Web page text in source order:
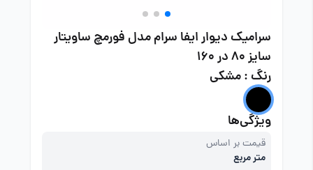
سرامیک دیوار ایفا سرام مدل فورمچ ساویتار
سایز 80 در 160
رنگ : مشکی
ویژگی‌ها
قیمت بر اساس
متر مربع